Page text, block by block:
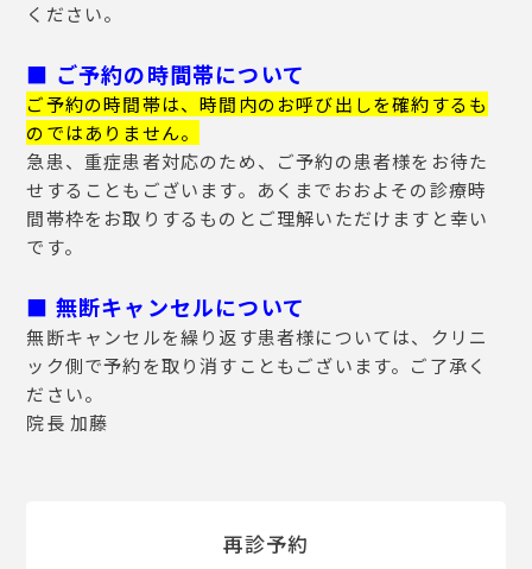
ください。
■ ご予約の時間帯について
ご予約の時間帯は、時間内のお呼び出しを確約するも
のではありません。
急患、重症患者対応のため、ご予約の患者様をお待た
せすることもございます。あくまでおおよその診療時
間帯枠をお取りするものとご理解いただけますと幸い
です。
■ 無断キャンセルについて
無断キャンセルを繰り返す患者様については、クリニ
ック側で予約を取り消すこともございます。ご了承く
ださい。
院長 加藤
再診予約